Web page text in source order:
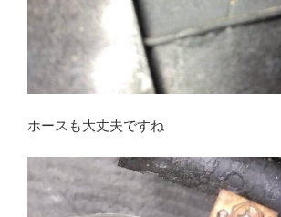
ホースも大丈夫ですね